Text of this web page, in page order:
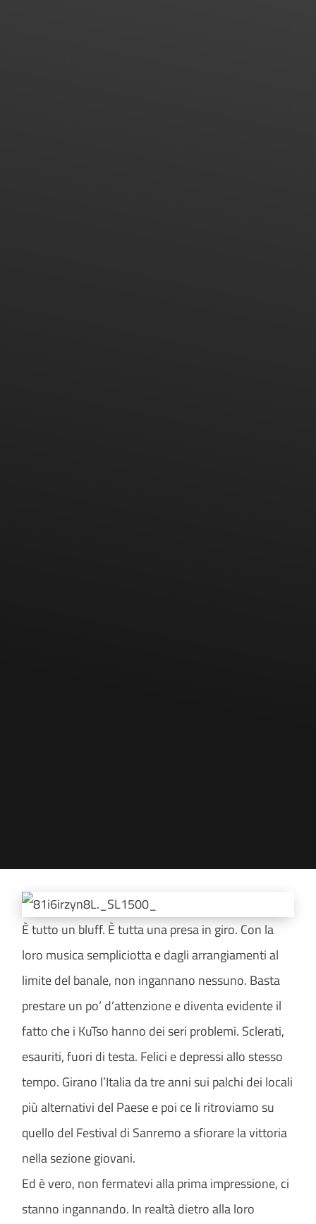
È tutto un bluff. È tutta una presa in giro. Con la
loro musica sempliciotta e dagli arrangiamenti al
limite del banale, non ingannano nessuno. Basta
prestare un po’ d’attenzione e diventa evidente il
fatto che i KuTso hanno dei seri problemi. Sclerati,
esauriti, fuori di testa. Felici e depressi allo stesso
tempo. Girano l’Italia da tre anni sui palchi dei locali
più alternativi del Paese e poi ce li ritroviamo su
quello del Festival di Sanremo a sfiorare la vittoria
nella sezione giovani.
Ed è vero, non fermatevi alla prima impressione, ci
stanno ingannando. In realtà dietro alla loro